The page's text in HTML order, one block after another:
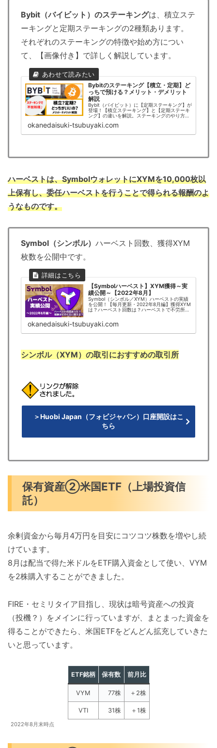
Bybit（バイビット）のステーキングは、積立ステ
ーキングと定期ステーキングの2種類あります。
それぞれのステーキングの特徴や始め方につい
て、【画像付き】で詳しく解説しています。
Bybitのステーキング【積立・定期】ど
っちで預ける？メリット・デメリット
解説
Bybit（バイビット）に【定期ステーキング】が
登場！【積立ステーキング】と【定期ステーキ
ング】の違いを解説。ステーキングのやり方に
okanedaisuki-tsubuyaki.com
ハーベストは、SymbolウォレットにXYMを10,000枚以
上保有し、委任ハーベストを行うことで得られる報酬のよ
うなものです。
Symbol（シンボル） ハーベスト回数、獲得XYM
枚数を公開中です。
【Symbolハーベスト】XYM獲得～実
績公開～【2022年8月】
Symbol（シンボル／XYM）ハーベストの実績
を公開！【毎月更新・2022年8月編】獲得XYM
は？ハーベスト回数は？ハーベストで不労所得
okanedaisuki-tsubuyaki.com
シンボル（XYM）の取引におすすめの取引所
＞Huobi Japan（フォビジャパン）口座開設はこ
ちら
保有資産②米国ETF（上場投資信
託）
余剰資金から毎月4万円を目安にコツコツ株数を増やし続
けています。
8月は配当で得た米ドルをETF購入資金として使い、VYM
を2株購入することができました。
FIRE・セミリタイア目指し、現状は暗号資産への投資
（投機？）をメインに行っていますが、まとまった資金を
得ることができたら、米国ETFをどんどん拡充していきた
いと思っています。
ETF銘柄 保有数 前月比
VYM 77株 ＋2株
VTI 31株 ＋1株
2022年8月末時点